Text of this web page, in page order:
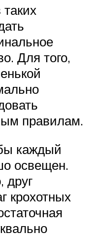
Для того,
правилам.
каждый
освещен.
друг
крохотных